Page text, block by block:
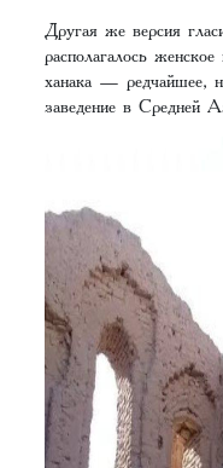
Другая же версия
располагалось
ханака — редчайшее,
заведение в Средней